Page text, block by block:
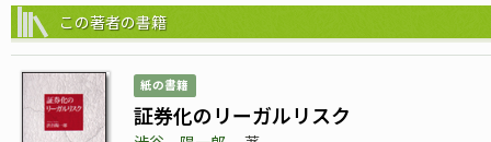
この著者の書籍
紙の書籍
証券化のリーガルリスク